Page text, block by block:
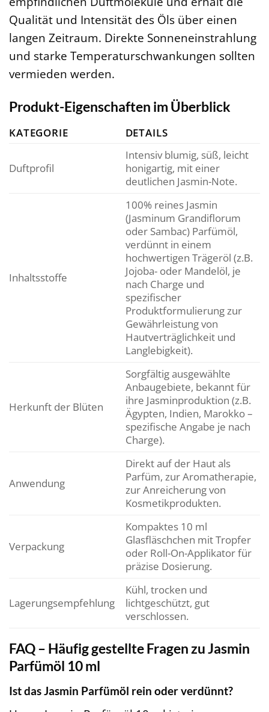
Qualität und Intensität des Öls über einen
langen Zeitraum. Direkte Sonneneinstrahlung
und starke Temperaturschwankungen sollten
vermieden werden.
Produkt-Eigenschaften im Überblick
KATEGORIE DETAILS
Duftprofil
Intensiv blumig, süß, leicht
honigartig, mit einer
deutlichen Jasmin-Note.
Inhaltsstoffe
100% reines Jasmin
(Jasminum Grandiflorum
oder Sambac) Parfümöl,
verdünnt in einem
hochwertigen Trägeröl (z.B.
Jojoba- oder Mandelöl, je
nach Charge und
spezifischer
Produktformulierung zur
Gewährleistung von
Hautverträglichkeit und
Langlebigkeit).
Herkunft der Blüten
Sorgfältig ausgewählte
Anbaugebiete, bekannt für
ihre Jasminproduktion (z.B.
Ägypten, Indien, Marokko –
spezifische Angabe je nach
Charge).
Anwendung
Direkt auf der Haut als
Parfüm, zur Aromatherapie,
zur Anreicherung von
Kosmetikprodukten.
Verpackung
Kompaktes 10 ml
Glasfläschchen mit Tropfer
oder Roll-On-Applikator für
präzise Dosierung.
Lagerungsempfehlung
Kühl, trocken und
lichtgeschützt, gut
verschlossen.
FAQ – Häufig gestellte Fragen zu Jasmin
Parfümöl 10 ml
Ist das Jasmin Parfümöl rein oder verdünnt?